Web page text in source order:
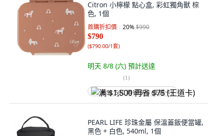
Citron 小檸檬 點心盒, 彩虹獨角獸 棕
色, 1個
首購折扣價 20%$990
$790
($790.00/1套)
明天 8/8 (六) 預計送達
(1)
满 $1,500 再省 $75 (王道卡)
PEARL LIFE 珍珠金屬 保溫蓋飯便當罐,
黑色 + 白色, 540ml, 1個